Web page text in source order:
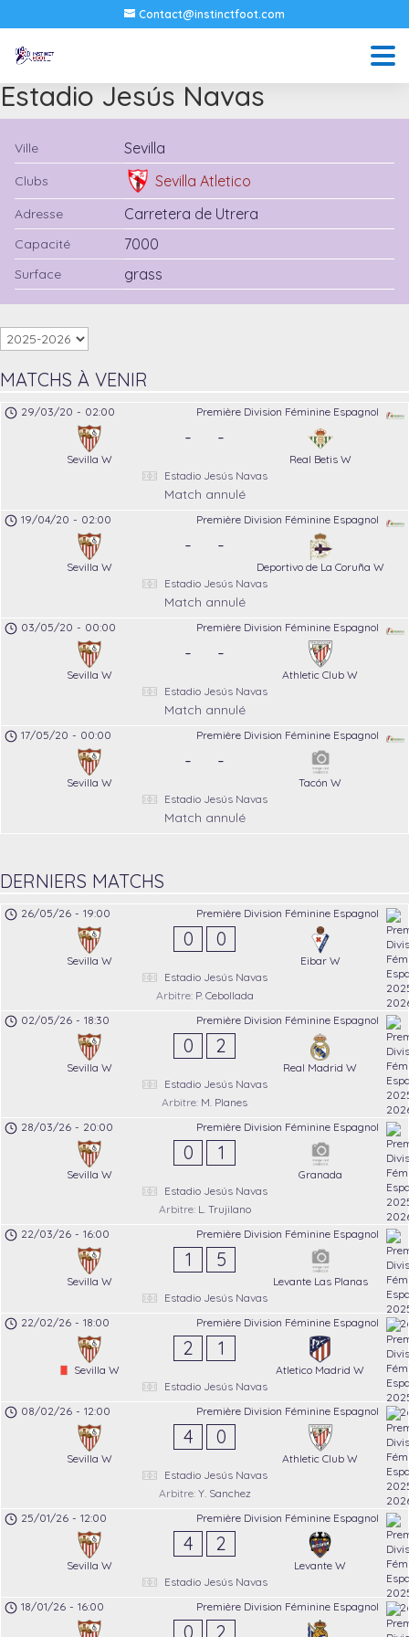
Contact@instinctfoot.com
Estadio Jesús Navas
Ville Sevilla
Clubs Sevilla Atletico
Adresse Carretera de Utrera
Capacité 7000
Surface grass
MATCHS À VENIR
Première Division Féminine Espagnol
29/03/20 - 02:00
Sevilla W
- -
Real Betis W
Estadio Jesús Navas
Match annulé
Première Division Féminine Espagnol
19/04/20 - 02:00
Sevilla W
- -
Deportivo de La Coruña W
Estadio Jesús Navas
Match annulé
Première Division Féminine Espagnol
03/05/20 - 00:00
Sevilla W
- -
Athletic Club W
Estadio Jesús Navas
Match annulé
Première Division Féminine Espagnol
17/05/20 - 00:00
Sevilla W
- -
Tacón W
Estadio Jesús Navas
Match annulé
DERNIERS MATCHS
Première Division Féminine Espagnol
26/05/26 - 19:00
Sevilla W
0 0
Eibar W
Estadio Jesús Navas
Arbitre: P. Cebollada
Première Division Féminine Espagnol
02/05/26 - 18:30
Sevilla W
0 2
Real Madrid W
Estadio Jesús Navas
Arbitre: M. Planes
Première Division Féminine Espagnol
28/03/26 - 20:00
Sevilla W
0 1
Granada
Estadio Jesús Navas
Arbitre: L. Trujilano
Première Division Féminine Espagnol
22/03/26 - 16:00
Sevilla W
1 5
Levante Las Planas
Estadio Jesús Navas
Première Division Féminine Espagnol
22/02/26 - 18:00
Sevilla W
2 1
Atletico Madrid W
Estadio Jesús Navas
Première Division Féminine Espagnol
08/02/26 - 12:00
Sevilla W
4 0
Athletic Club W
Estadio Jesús Navas
Arbitre: Y. Sanchez
Première Division Féminine Espagnol
25/01/26 - 12:00
Sevilla W
4 2
Levante W
Estadio Jesús Navas
Première Division Féminine Espagnol
18/01/26 - 16:00
0 2